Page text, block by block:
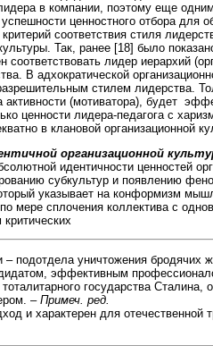
в компании, поэтому еще
ценностного отбора для
соответствия стиля
Так, ранее [18] было
соответствовать лидер иерархий
В адхократической
стилем лидерства.
активности (мотиватора), будет
ценности лидера-педагога с
в клановой организационной
организационной
идентичности ценностей
субкультур и появлению
указывает на конформизм
мере сплочения коллектива с
– подотдела уничтожения бродячих
эффективным
государства Сталина,
– Примеч. ред.
и характерен для отечественной